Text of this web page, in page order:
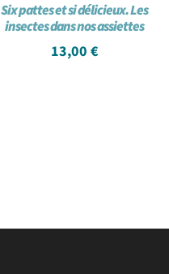
Six pattes et si délicieux. Les
insectes dans nos assiettes
13,00 €